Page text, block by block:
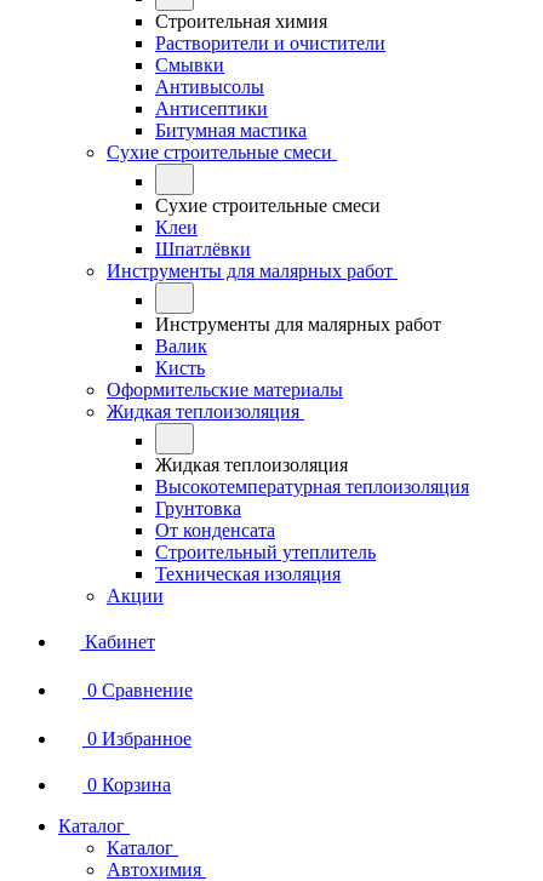
Строительная химия
Растворители и очистители
Смывки
Антивысолы
Антисептики
Битумная мастика
Сухие строительные смеси
Сухие строительные смеси
Клеи
Шпатлёвки
Инструменты для малярных работ
Инструменты для малярных работ
Валик
Кисть
Оформительские материалы
Жидкая теплоизоляция
Жидкая теплоизоляция
Высокотемпературная теплоизоляция
Грунтовка
От конденсата
Строительный утеплитель
Техническая изоляция
Акции
Кабинет
0 Сравнение
0 Избранное
0 Корзина
Каталог
Каталог
Автохимия